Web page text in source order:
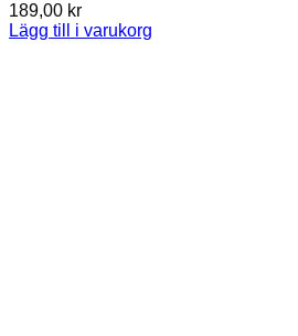
189,00 kr
Lägg till i varukorg